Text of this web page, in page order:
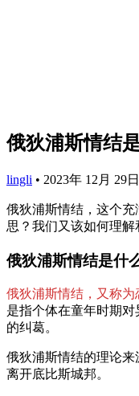
俄狄浦斯情结
lingli • 2023年 12月 29
俄狄浦斯情结，这个
思？我们又该如何理
俄狄浦斯情结是什
俄狄浦斯情结，又称为
是指个体在童年时期
的纠葛。
俄狄浦斯情结的理论
离开底比斯城邦。